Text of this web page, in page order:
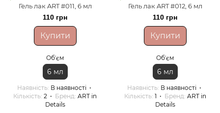
Гель лак ART #011, 6 мл
110 грн
Купити
Обʼєм
6 мл
Наявність В наявності
Кількість 2 Бренд ART in
Details
Гель лак ART #012, 6 мл
110 грн
Купити
Обʼєм
6 мл
Наявність В наявності
Кількість 1 Бренд ART in
Details